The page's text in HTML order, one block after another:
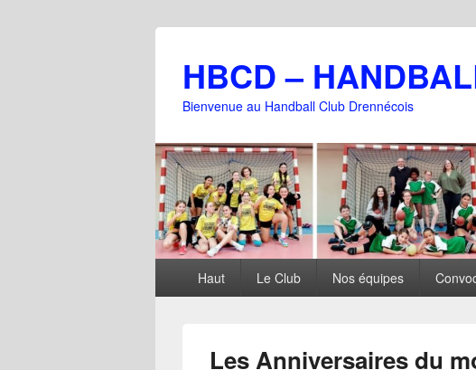
HBCD –
Bienvenue au Handball Club Drennécois
principalHaut Le Club Nos équipes
Les Anniversaires du